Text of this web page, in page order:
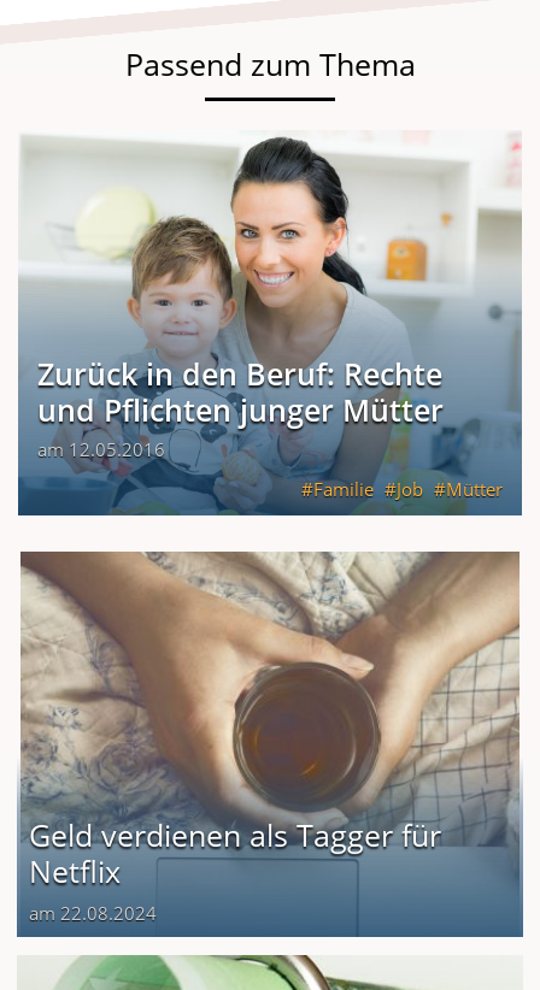
Passend zum Thema
Zurück in den Beruf: Rechte
und Pflichten junger Mütter
am 12.05.2016
Familie
Job Mütter
Geld verdienen als Tagger für
Netflix
am 22.08.2024